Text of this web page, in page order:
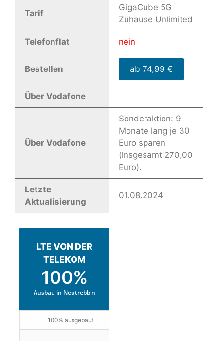
Tarif
GigaCube 5G
Zuhause Unlimited
Telefonflat nein
Bestellen ab 74,99 €
Über Vodafone
Über Vodafone
Sonderaktion: 9
Monate lang je 30
Euro sparen
(insgesamt 270,00
Euro).
Letzte
Aktualisierung
01.08.2024
LTE VON DER
TELEKOM
100%
Ausbau in Neutrebbin
100% ausgebaut